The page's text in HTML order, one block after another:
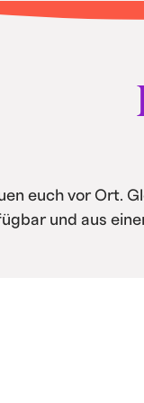
durch
euch vor Ort.
und aus